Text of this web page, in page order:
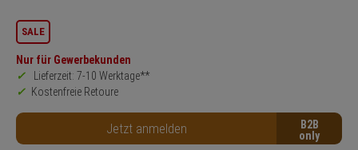
SALE
Nur für Gewerbekunden
Lieferzeit: 7-10 Werktage**
Kostenfreie Retoure
Jetzt anmelden B2B